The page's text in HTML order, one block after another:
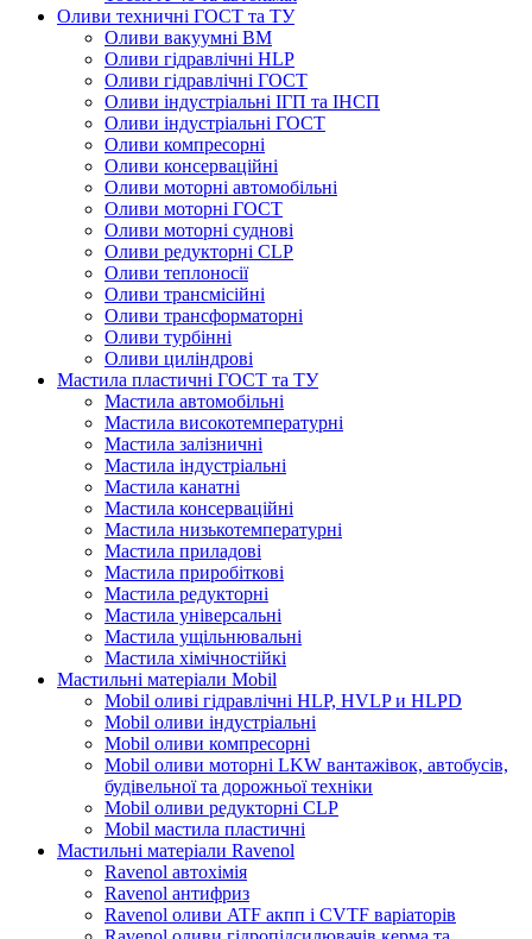
Оливи техничні ГОСТ та ТУ
Оливи вакуумні ВМ
Оливи гідравлічні HLP
Оливи гідравлічні ГОСТ
Оливи індустріальні ІГП та ІНСП
Оливи індустріальні ГОСТ
Оливи компресорні
Оливи консерваційні
Оливи моторні автомобільні
Оливи моторні ГОСТ
Оливи моторні суднові
Оливи редукторні CLP
Оливи теплоносії
Оливи трансмісійні
Оливи трансформаторні
Оливи турбінні
Оливи циліндрові
Мастила пластичні ГОСТ та ТУ
Мастила автомобільні
Мастила високотемпературні
Мастила залізничні
Мастила індустріальні
Мастила канатні
Мастила консерваційні
Мастила низькотемпературні
Мастила приладові
Мастила приробіткові
Мастила редукторні
Мастила універсальні
Мастила ущільнювальні
Мастила хімічностійкі
Мастильні матеріали Mobil
Mobil оливі гідравлічні HLP, HVLP и HLPD
Mobil оливи індустріальні
Mobil оливи компресорні
Mobil оливи моторні LKW вантажівок, автобусів,
будівельної та дорожньої техніки
Mobil оливи редукторні CLP
Mobil мастила пластичні
Мастильні матеріали Ravenol
Ravenol автохімія
Ravenol антифриз
Ravenol оливи ATF акпп і CVTF варіаторів